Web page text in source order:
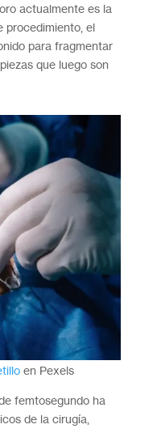
actualmente es la
procedimiento, el
para fragmentar
que luego son
en Pexels
femtosegundo ha
de la cirugía,